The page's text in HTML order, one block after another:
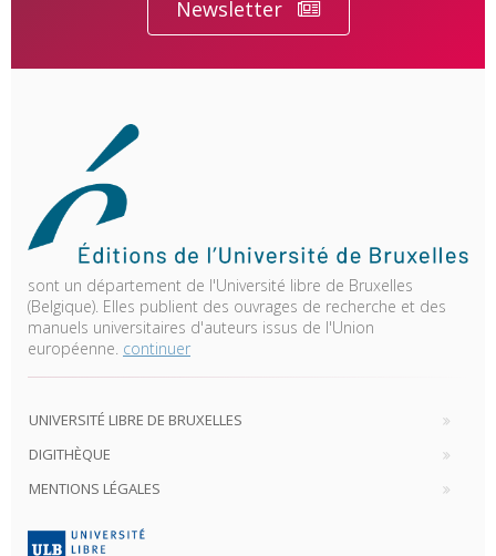
Newsletter
sont un département de l'Université libre de Bruxelles
(Belgique). Elles publient des ouvrages de recherche et des
manuels universitaires d'auteurs issus de l'Union
européenne. continuer
UNIVERSITÉ LIBRE DE BRUXELLES
DIGITHÈQUE
MENTIONS LÉGALES